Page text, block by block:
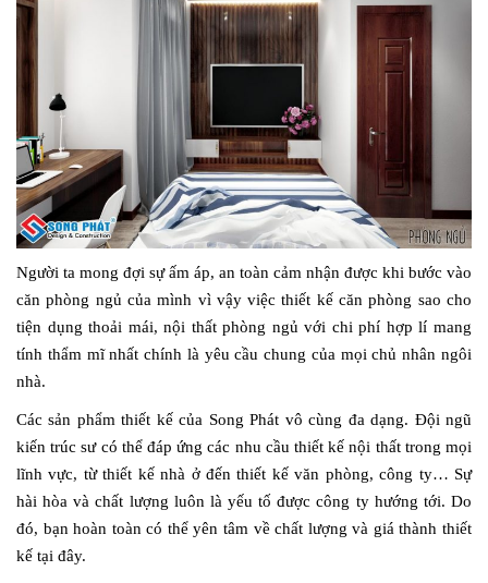
Người ta mong đợi sự ấm áp, an toàn cảm nhận được khi bước vào
căn phòng ngủ của mình vì vậy việc thiết kế căn phòng sao cho
tiện dụng thoải mái, nội thất phòng ngủ với chi phí hợp lí mang
tính thẩm mĩ nhất chính là yêu cầu chung của mọi chủ nhân ngôi
nhà.
Các sản phẩm thiết kế của Song Phát vô cùng đa dạng. Đội ngũ
kiến trúc sư có thể đáp ứng các nhu cầu thiết kế nội thất trong mọi
lĩnh vực, từ thiết kế nhà ở đến thiết kế văn phòng, công ty… Sự
hài hòa và chất lượng luôn là yếu tố được công ty hướng tới. Do
đó, bạn hoàn toàn có thể yên tâm về chất lượng và giá thành thiết
kế tại đây.